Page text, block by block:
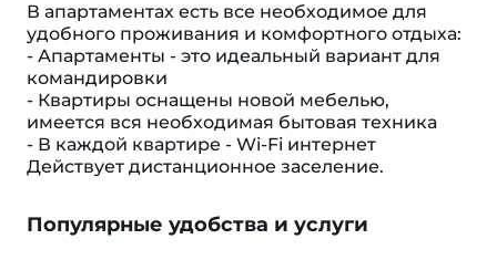
В апартаментах есть все необходимое для
удобного проживания и комфортного отдыха:
- Апартаменты - это идеальный вариант для
командировки
- Квартиры оснащены новой мебелью,
имеется вся необходимая бытовая техника
- В каждой квартире - Wi-Fi интернет
Действует дистанционное заселение.
Популярные удобства и услуги